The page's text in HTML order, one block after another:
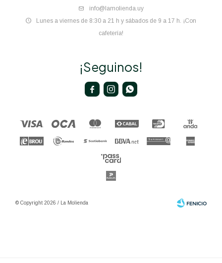
info@lamolienda.uy
Lunes a viernes de 8:30 a 21 h y sábados de 9 a 17 h. ¡Con
cafetería!
¡Seguinos!
  
© Copyright 2026 / La Molienda